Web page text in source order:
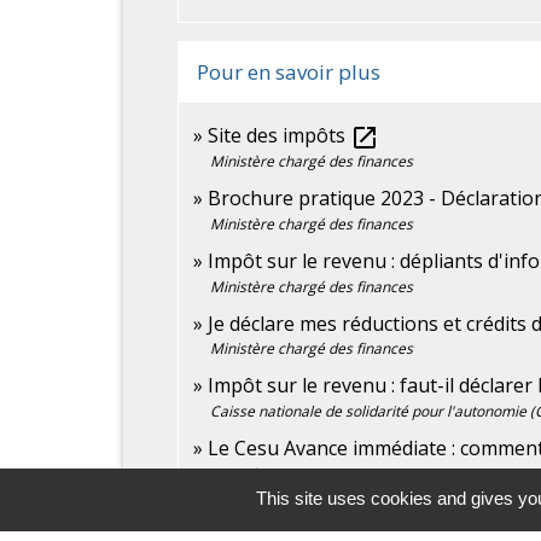
Pour en savoir plus
Site des impôts open_in_new
Ministère chargé des finances
Brochure pratique 2023 -
Ministère chargé des finances
Impôt sur le revenu : dépliants
Ministère chargé des finances
Je déclare mes réductions et crédits
Ministère chargé des finances
Impôt sur le revenu : faut-il déclarer
Caisse nationale de solidarité pour l'autonomie
Le Cesu Avance immédiate :
Urssaf
L'avance immédiate de crédit
Urssaf
This site uses cookies and gives